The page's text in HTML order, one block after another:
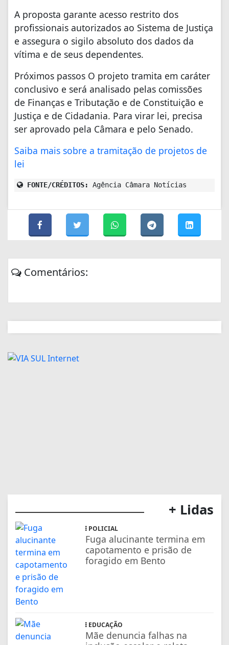
A proposta garante acesso restrito dos
profissionais autorizados ao Sistema de Justiça
e assegura o sigilo absoluto dos dados da
vítima e de seus dependentes.
Próximos passos O projeto tramita em caráter
conclusivo e será analisado pelas comissões
de Finanças e Tributação e de Constituição e
Justiça e de Cidadania. Para virar lei, precisa
ser aprovado pela Câmara e pelo Senado.
Saiba mais sobre a tramitação de projetos de
lei
FONTE/CRÉDITOS: Agência Câmara Notícias
Comentários:
+ Lidas
POLICIAL
Fuga alucinante termina em
capotamento e prisão de
foragido em Bento
EDUCAÇÃO
Mãe denuncia falhas na